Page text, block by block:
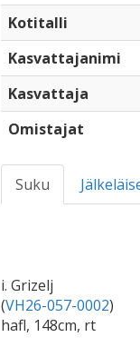
Kotitalli
Kasvattajanimi
Kasvattaja
Omistajat
Suku
i. Grizelj
(VH26-057-0002)
hafl, 148cm, rt